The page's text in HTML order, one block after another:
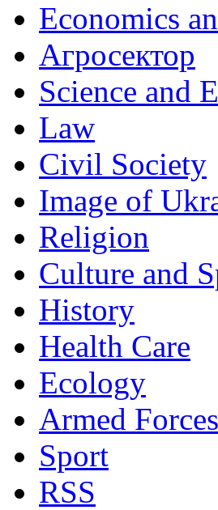
Economics
Агросектор
Science and
Law
Civil Society
Image of
Religion
Culture and
History
Health Care
Ecology
Armed Forces
Sport
RSS